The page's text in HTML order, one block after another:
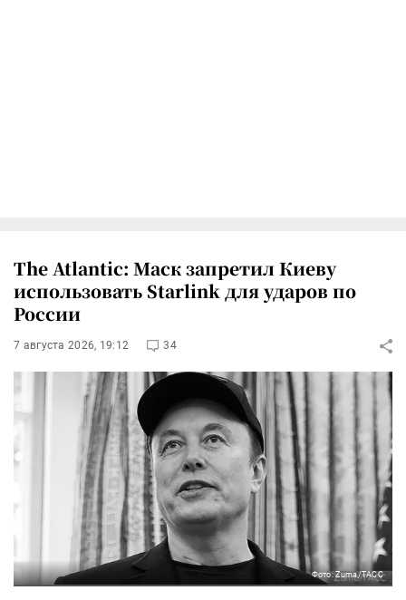
The Atlantic: Маск запретил Киеву
использовать Starlink для ударов по
России
7 августа 2026, 19:12 34
Фото: Zuma/ТАСС